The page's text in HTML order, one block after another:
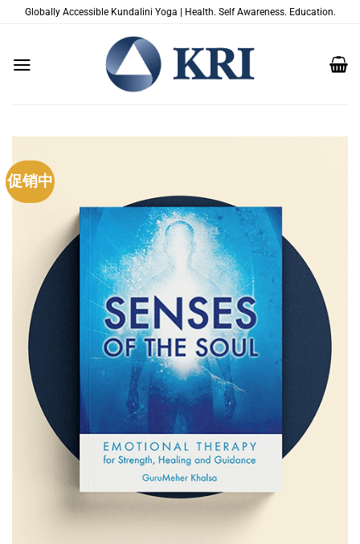
Globally Accessible Kundalini Yoga | Health. Self Awareness. Education.
促销中